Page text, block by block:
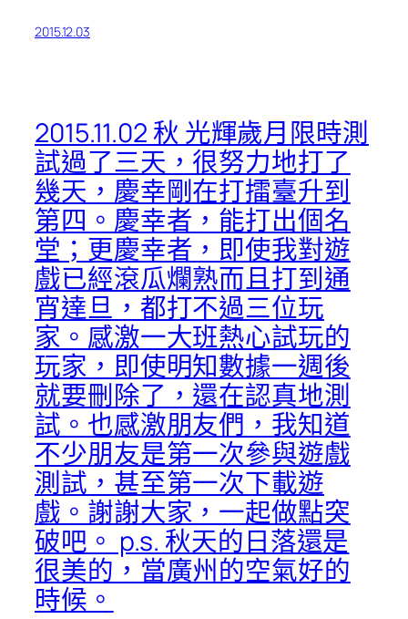
2015.12.03
2015.11.02 秋 光輝歲月限時測
試過了三天，很努力地打了
幾天，慶幸剛在打擂臺升到
第四。慶幸者，能打出個名
堂；更慶幸者，即使我對遊
戲已經滾瓜爛熟而且打到通
宵達旦，都打不過三位玩
家。感激一大班熱心試玩的
玩家，即使明知數據一週後
就要刪除了，還在認真地測
試。也感激朋友們，我知道
不少朋友是第一次參與遊戲
測試，甚至第一次下載遊
戲。謝謝大家，一起做點突
破吧。 p.s. 秋天的日落還是
很美的，當廣州的空氣好的
時候。